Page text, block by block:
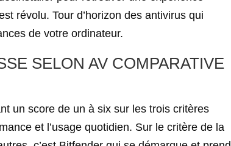
révolu. Tour d’horizon des antivirus qui
de votre ordinateur.
SELON AV COMPARATIVE
un score de un à six sur les trois critères
et l’usage quotidien. Sur le critère de la